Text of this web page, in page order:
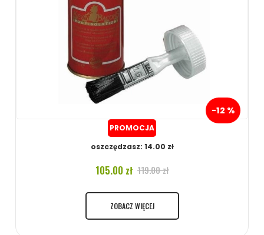
PROMOCJA
-12 %
oszczędzasz: 14.00 zł
105.00 zł 119.00 zł
ZOBACZ WIĘCEJ